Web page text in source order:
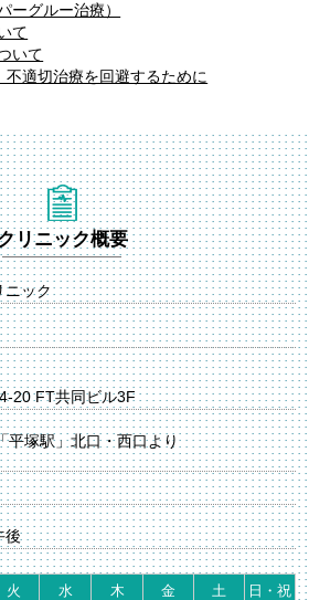
ーグルー治療）
て
いて
適切治療を回避するために
リニック概要
ニック
20 FT共同ビル3F
平塚駅」北口・西口より
後
火 水 木 金 土
日・祝